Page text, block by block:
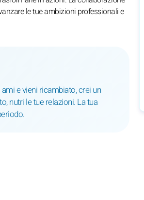
le tue ambizioni professionali e
e vieni ricambiato, crei un
nutri le tue relazioni. La tua